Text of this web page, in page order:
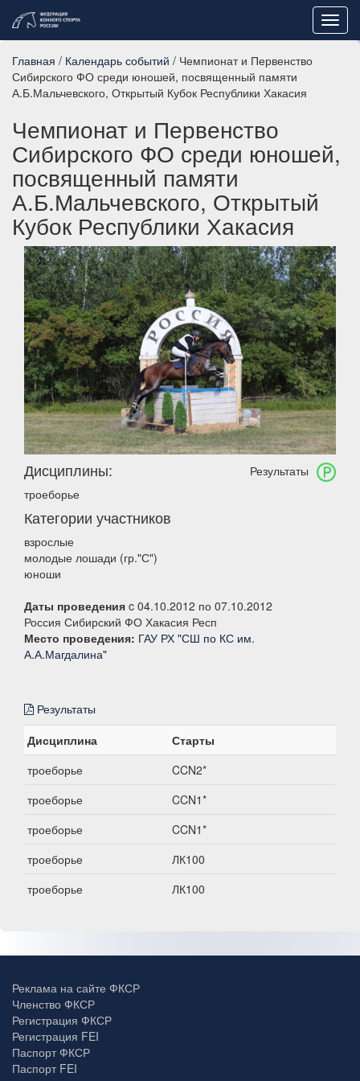
Главная / Календарь событий / Чемпионат и Первенство
Сибирского ФО среди юношей, посвященный памяти
А.Б.Мальчевского, Открытый Кубок Республики Хакасия
Чемпионат и Первенство
Сибирского ФО среди юношей,
посвященный памяти
А.Б.Мальчевского, Открытый
Кубок Республики Хакасия
Результаты
Дисциплины:
троеборье
Категории участников
взрослые
молодые лошади (гр."С")
юноши
Даты проведения c 04.10.2012 по 07.10.2012
Россия Сибирский ФО Хакасия Респ
Место проведения: ГАУ РХ "СШ по КС им.
А.А.Магдалина"
Результаты
Дисциплина
Старты
троеборье
CCN2*
троеборье
CCN1*
троеборье
CCN1*
троеборье
ЛК100
троеборье
ЛК100
Реклама на сайте ФКСР
Членство ФКСР
Регистрация ФКСР
Регистрация FEI
Паспорт ФКСР
Паспорт FEI